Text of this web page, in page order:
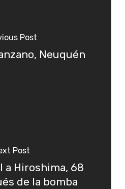
Post
Neuquén
Post
Hiroshima, 68
de la bomba